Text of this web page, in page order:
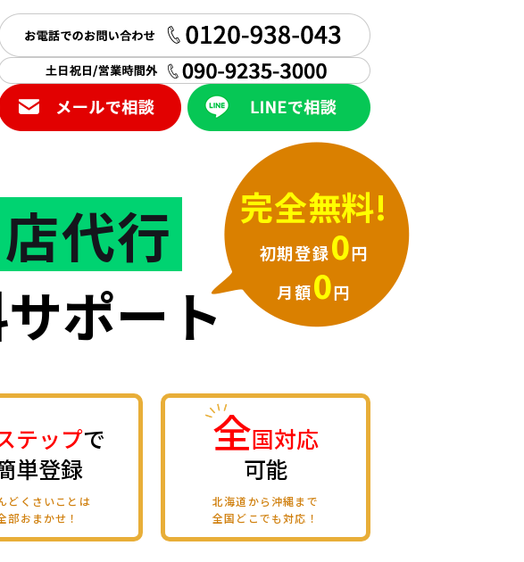
代行
ポート
完全無料!
初期登録0円
月額0円
テップで
単登録
どくさいことは
部おまかせ！
全国対応
可能
北海道から沖縄まで
全国どこでも対応！